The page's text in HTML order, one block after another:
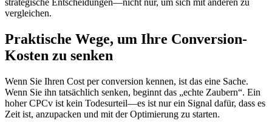
strategische Entscheidungen—nicht nur, um sich mit anderen zu
vergleichen.
Praktische Wege, um Ihre Conversion-
Kosten zu senken
Wenn Sie Ihren Cost per conversion kennen, ist das eine Sache.
Wenn Sie ihn tatsächlich senken, beginnt das „echte Zaubern“. Ein
hoher CPCv ist kein Todesurteil—es ist nur ein Signal dafür, dass es
Zeit ist, anzupacken und mit der Optimierung zu starten.